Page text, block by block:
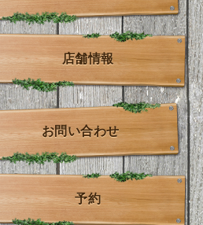
店舗情報
お問い合わせ
予約